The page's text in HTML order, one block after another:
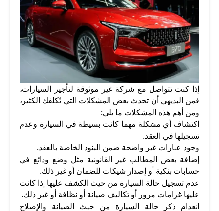
إذا كنت تتواصل مع شركة غير موثوقة لتأجير السيارات،
فمن البديهي أن تحدث بعض المشكلات التي تُكلفك الكثير،
ومن أهم هذه المشكلات ما يلي:
اكتشاف أي مشكلة مهما كانت بسيطة في السيارة وعدم
تسجيلها في العقد.
وجود عبارات غير واضحة ضمن البنود الخاصة بالعقد.
إضافة بعض المطالب غير القانونية مثل وضع ودائع في
حسابات بنكية أو إصدار شيكات للضمان أو غير ذلك.
عدم تسجيل حالة السيارة من حيث الكشف عليها إذا كانت
عليها غرامات مرور أو تكاليف صيانة أو نظافة أو غير ذلك.
انعدام ذكر حالة السيارة من حيث الصيانة والإصلاح